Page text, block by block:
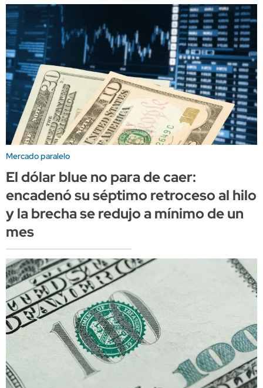
Mercado paralelo
El dólar blue no para de caer:
encadenó su séptimo retroceso al hilo
y la brecha se redujo a mínimo de un
mes